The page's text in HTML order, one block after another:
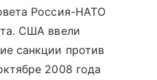
Россия-НАТО
США ввели
санкции против
2008 года